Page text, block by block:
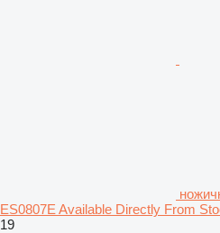
ES0807E Available Directly From
19